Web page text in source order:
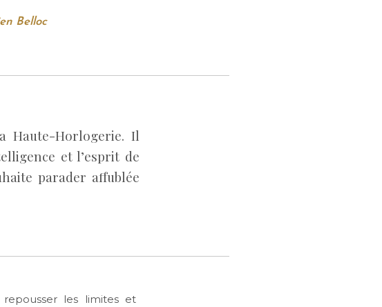
Belloc
Haute-Horlogerie. Il
et l’esprit de
parader affublée
les limites et